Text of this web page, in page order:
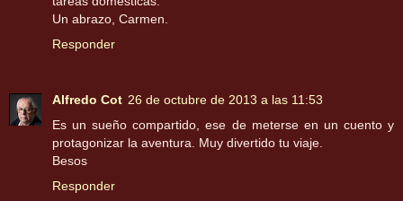
Un abrazo, Carmen.
Responder
Alfredo Cot 26 de octubre de 2013 a las 11:53
Es un sueño compartido, ese de meterse en un cuento y
protagonizar la aventura. Muy divertido tu viaje.
Besos
Responder